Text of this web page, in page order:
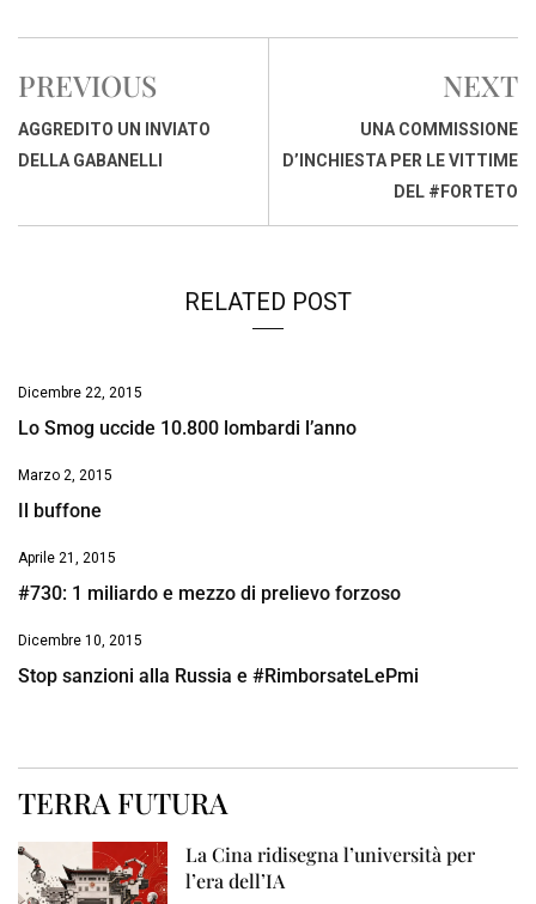
c
b
o
o
a
s
A
p
n
d
r
a
p
n
i
PREVIOUS
AGGREDITO UN INVIATO
DELLA GABANELLI
NEXT
UNA COMMISSIONE
D’INCHIESTA PER LE VITTIME
DEL #FORTETO
RELATED POST
Dicembre 22, 2015
Lo Smog uccide 10.800 lombardi l’anno
Marzo 2, 2015
Il buffone
Aprile 21, 2015
#730: 1 miliardo e mezzo di prelievo forzoso
Dicembre 10, 2015
Stop sanzioni alla Russia e #RimborsateLePmi
TERRA FUTURA
La Cina ridisegna l’università per
l’era dell’IA